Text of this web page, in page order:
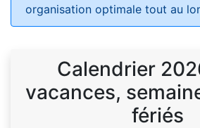
organisation optimale tout au
Calendrier
vacances,
fériés